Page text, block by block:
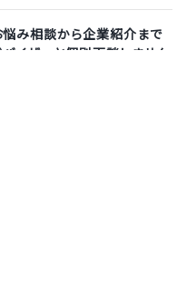
悩み相談から企業紹介まで
イザーと個別面談しません